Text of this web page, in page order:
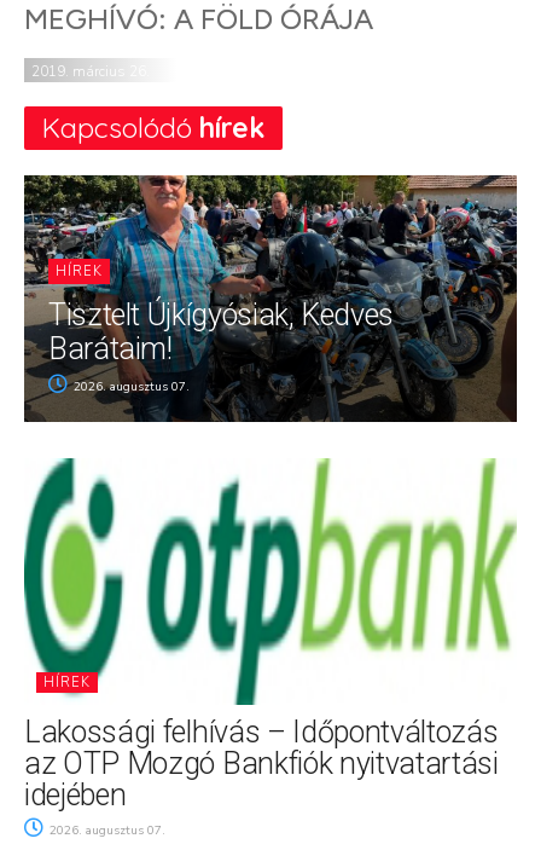
MEGHÍVÓ: A FÖLD ÓRÁJA
2019. március 26.
Kapcsolódó hírek
HÍREK
Tisztelt Újkígyósiak, Kedves
Barátaim!
2026. augusztus 07.
HÍREK
Lakossági felhívás – Időpontváltozás
az OTP Mozgó Bankfiók nyitvatartási
idejében
2026. augusztus 07.